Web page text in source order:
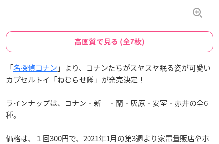
高画質で見る (全7枚)
「名探偵コナン 」より、コナンたちがスヤスヤ眠る姿が可愛い
カプセルトイ「ねむらせ隊」が発売決定！
ラインナップは、コナン・新一・蘭・灰原・安室・赤井の全6
種。
価格は、１回300円で、2021年1月の第3週より家電量販店やホ